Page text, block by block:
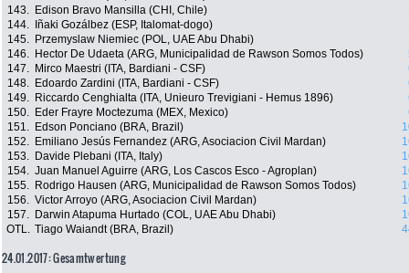
143.
Edison Bravo Mansilla (CHI, Chile)
144.
Iñaki Gozálbez (ESP, Italomat-dogo)
145.
Przemyslaw Niemiec (POL, UAE Abu Dhabi)
146.
Hector De Udaeta (ARG, Municipalidad de Rawson Somos Todos)
147.
Mirco Maestri (ITA, Bardiani - CSF)
148.
Edoardo Zardini (ITA, Bardiani - CSF)
149.
Riccardo Cenghialta (ITA, Unieuro Trevigiani - Hemus 1896)
150.
Eder Frayre Moctezuma (MEX, Mexico)
151.
Edson Ponciano (BRA, Brazil)
152.
Emiliano Jesús Fernandez (ARG, Asociacion Civil Mardan)
153.
Davide Plebani (ITA, Italy)
154. Juan Manuel Aguirre (ARG, Los Cascos Esco - Agroplan)
155.
Rodrigo Hausen (ARG, Municipalidad de Rawson Somos Todos)
156. Victor Arroyo (ARG, Asociacion Civil Mardan)
157.
Darwin Atapuma Hurtado (COL, UAE Abu Dhabi)
OTL. Tiago Waiandt (BRA, Brazil)
24.01.2017: Gesamtwertung